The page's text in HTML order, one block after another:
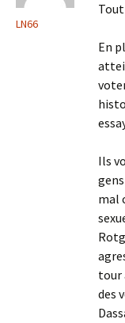
LN66
Tout
En
Ils
mal
tour
des